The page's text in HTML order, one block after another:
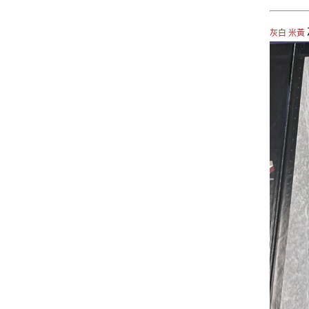
灰白 米黃